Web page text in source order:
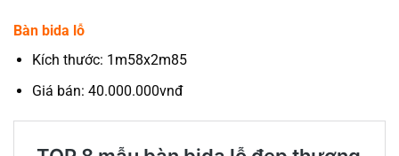
Bàn bida lỗ
Kích thước: 1m58x2m85
Giá bán: 40.000.000vnđ